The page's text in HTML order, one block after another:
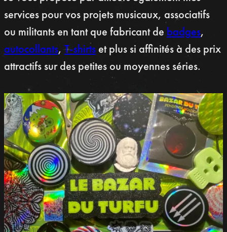
services pour vos projets musicaux, associatifs
ou militants en tant que fabricant de badges,
autocollants, T-shirts et plus si affinités à des prix
attractifs sur des petites ou moyennes séries.